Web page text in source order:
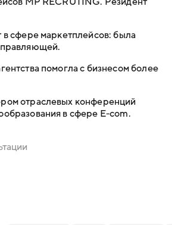
в сфере маркетплейсов: была
помогла с бизнесом более
отраслевых конференций
в сфере E-com.